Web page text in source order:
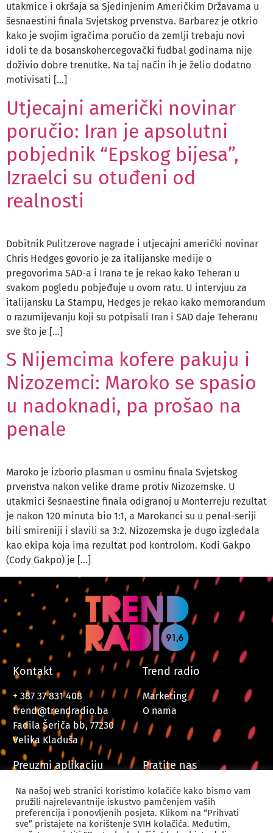
utakmice i okršaja sa Sjedinjenim Američkim Državama u
šesnaestini finala Svjetskog prvenstva. Barbarez je otkrio
kako je svojim igračima poručio da zemlji trebaju novi
idoli te da bosanskohercegovački fudbal godinama nije
doživio dobre trenutke. Na taj način ih je želio dodatno
motivisati […]
Utjecajni američki novinar
poručio: Iran je apsolutni
pobjednik “Epskog bijesa”,
Izraelci su otuđeni od
realnosti
Dobitnik Pulitzerove nagrade i utjecajni američki novinar
Chris Hedges govorio je za italijanske medije o
pregovorima SAD-a i Irana te je rekao kako Teheran u
svakom pogledu pobjeđuje u ovom ratu. U intervjuu za
italijansku La Stampu, Hedges je rekao kako memorandum
o razumijevanju koji su potpisali Iran i SAD daje Teheranu
sve što je […]
S Nijemcima kofere pakuju i
Nizozemci: Maroko se spasio
u nadoknadi, pa prošao na
penale
Maroko je izborio plasman u osminu finala Svjetskog
prvenstva nakon velike drame protiv Nizozemske. U
utakmici šesnaestine finala odigranoj u Monterreju rezultat
je nakon 120 minuta bio 1:1, a Marokanci su u penal-seriji
bili smireniji i slavili sa 3:2. Nizozemska je dugo izgledala
kao ekipa koja ima rezultat pod kontrolom. Kodi Gakpo
(Cody Gakpo) je […]
Kontakt
+ 387 37 831 408
trend@trendradio.ba
Fadila Šeriča bb, 77230
Velika Kladuša
Trend radio
Marketing
O nama
Preuzmi aplikaciju Pratite nas
Na našoj web stranici koristimo kolačiće kako bismo vam
pružili najrelevantnije iskustvo pamćenjem vaših
preferencija i ponovljenih posjeta. Klikom na “Prihvati
sve” pristajete na korištenje SVIH kolačića. Međutim,